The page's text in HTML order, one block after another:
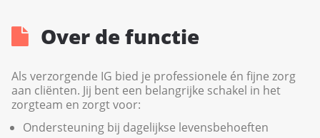
Over de functie
Als verzorgende IG bied je professionele én fijne zorg
aan cliënten. Jij bent een belangrijke schakel in het
zorgteam en zorgt voor:
Ondersteuning bij dagelijkse levensbehoeften